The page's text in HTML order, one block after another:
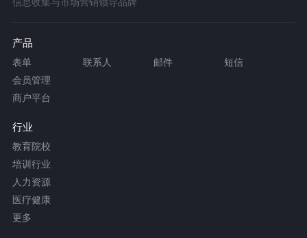
产品
表单 联系人 邮件
短信
会员管理
商户平台
行业
教育院校
培训行业
人力资源
医疗健康
更多